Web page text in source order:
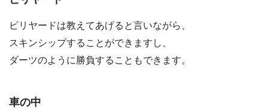
ビリヤードは教えてあげると言いながら、
スキンシップすることができますし、
ダーツのように勝負することもできます。
車の中